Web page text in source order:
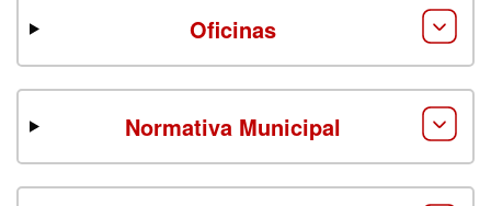
Oficinas
Normativa Municipal